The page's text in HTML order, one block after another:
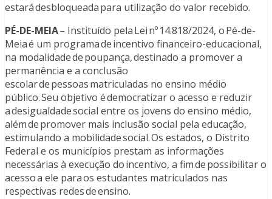
estará desbloqueada para utilização do valor recebido.
PÉ-DE-MEIA– Instituído pela Lei nº 14.818/2024, o Pé-de-
Meia é um programa de incentivo financeiro-educacional,
na modalidade de poupança, destinado a promover a
permanência e a conclusão
escolar de pessoas matriculadas no ensino médio
público. Seu objetivo é democratizar o acesso e reduzir
a desigualdade social entre os jovens do ensino médio,
além de promover mais inclusão social pela educação,
estimulando a mobilidade social. Os estados, o Distrito
Federal e os municípios prestam as informações
necessárias à execução do incentivo, a fim de possibilitar o
acesso a ele para os estudantes matriculados nas
respectivas redes de ensino.